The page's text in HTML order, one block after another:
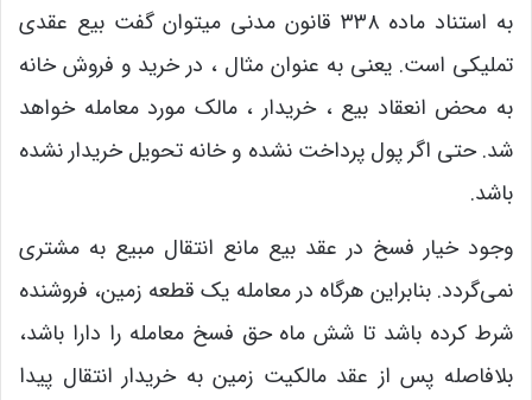
به استناد ماده ۳۳۸ قانون مدنی میتوان گفت بیع عقدی
تملیکی است. یعنی به عنوان مثال ، در خرید و فروش خانه
به محض انعقاد بیع ، خریدار ، مالک مورد معامله خواهد
شد. حتی اگر پول پرداخت نشده و خانه تحویل خریدار نشده
باشد.
وجود خیار فسخ در عقد بیع مانع انتقال مبیع به مشتری
نمی‌گردد. بنابراین هرگاه در معامله یک قطعه زمین، فروشنده
شرط کرده باشد تا شش ماه حق فسخ معامله را دارا باشد،
بلافاصله پس از عقد مالکیت زمین به خریدار انتقال پیدا